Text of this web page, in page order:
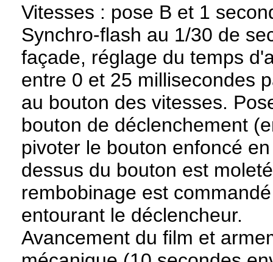
Vitesses : pose B et 1
Synchro-flash au 1/30 de
façade, réglage du temps
entre 0 et 25 millisecondes
au bouton des vitesses.
bouton de déclenchement
pivoter le bouton enfoncé
dessus du bouton est
rembobinage est
entourant le déclencheur.
Avancement du film et